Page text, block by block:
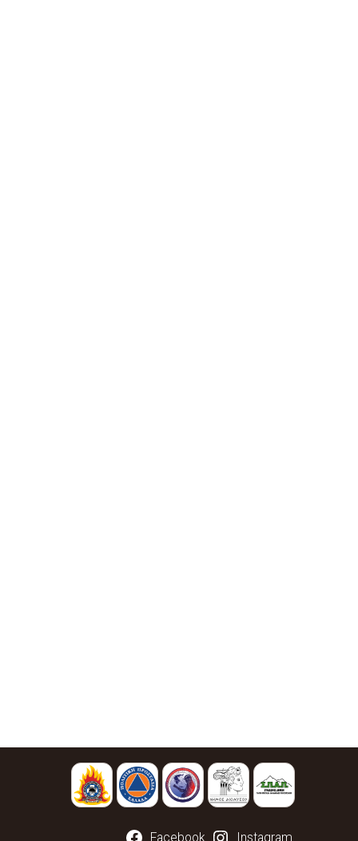
Facebook Instagram